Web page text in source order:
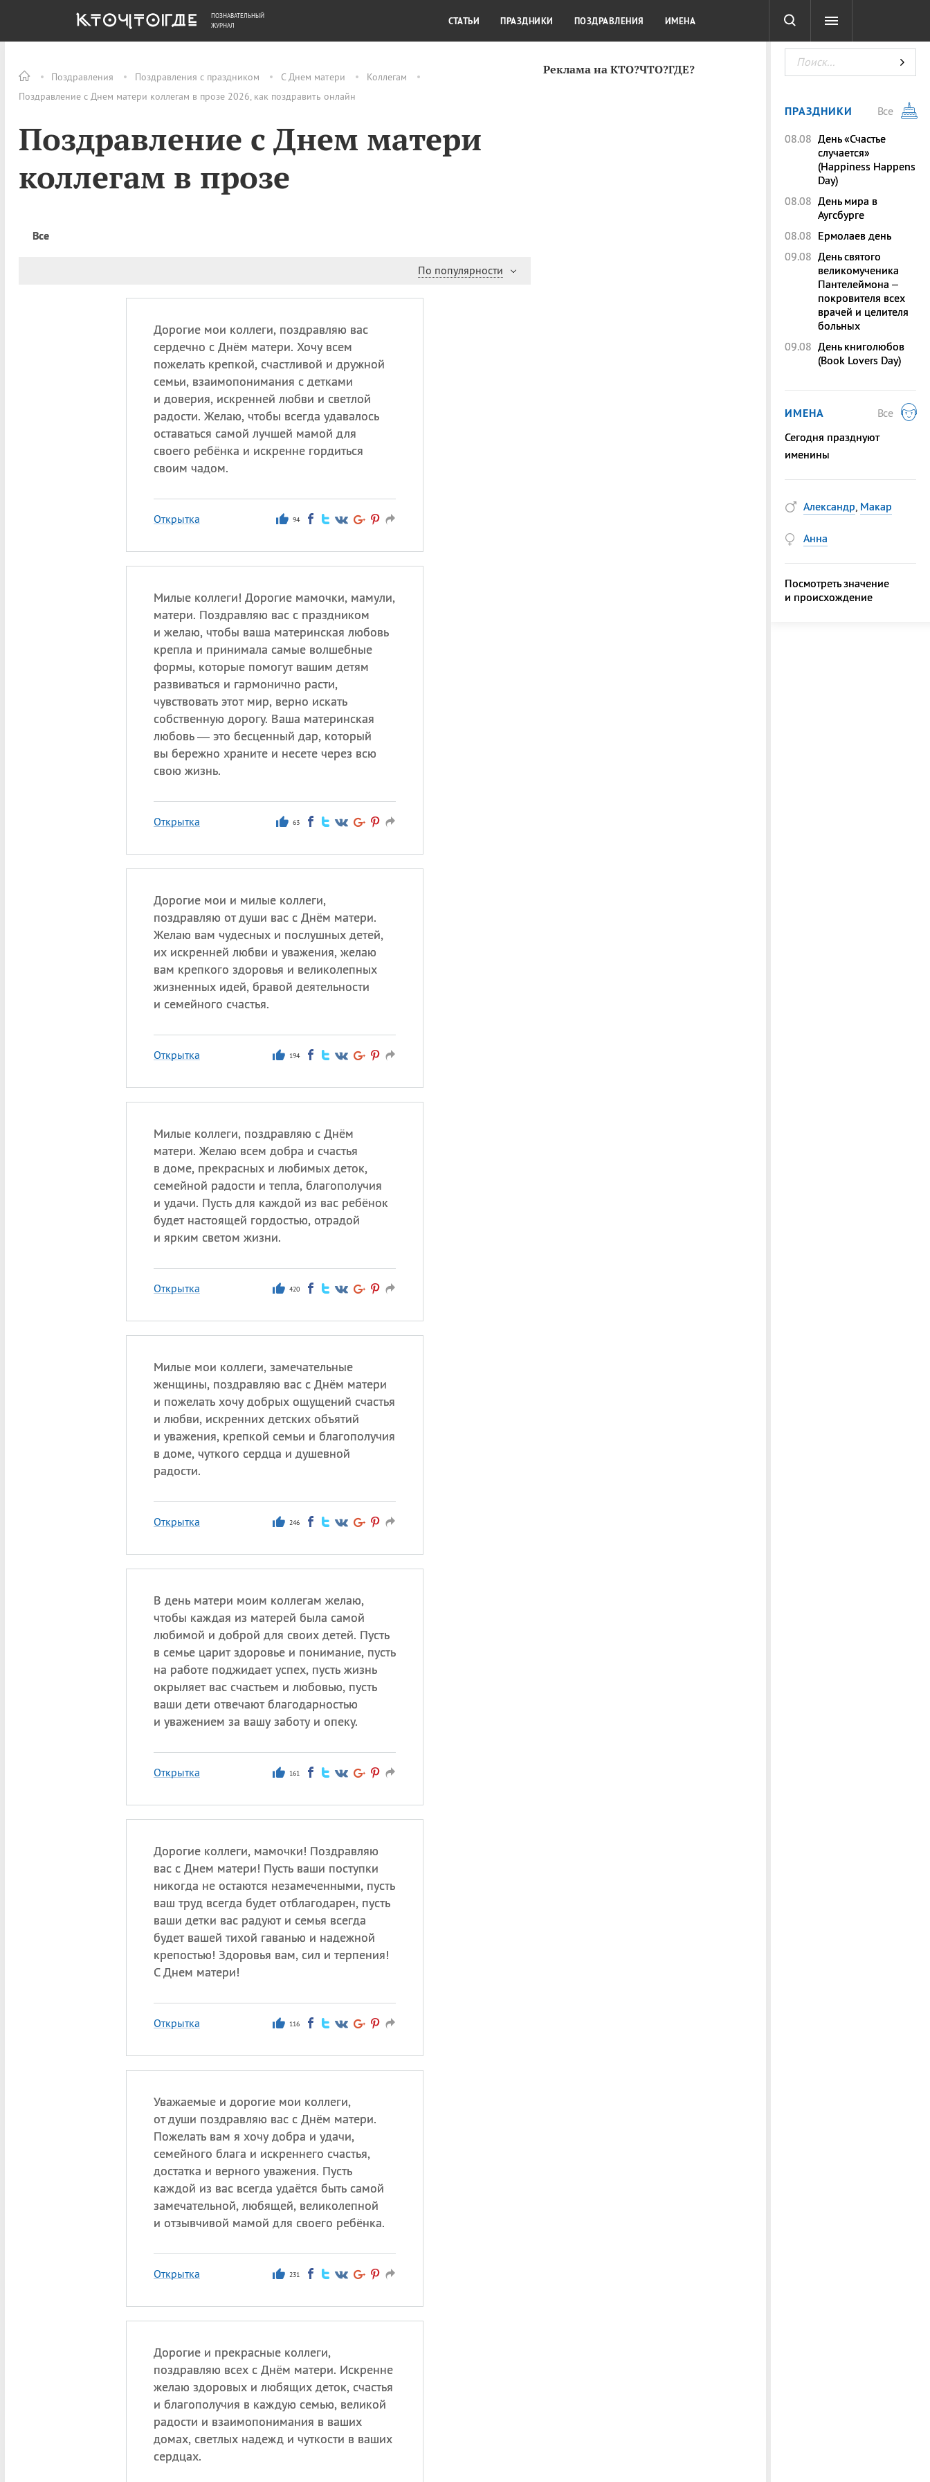
Поздравления Поздравления с праздником С Днем матери
Коллегам
Поздравление с Днем матери коллегам в прозе 2026, как поздравить онлайн
Поздравление с Днем матери
коллегам в прозе
Все
По популярности
Дорогие мои коллеги, поздравляю вас
сердечно с Днём матери. Хочу всем
пожелать крепкой, счастливой и дружной
семьи, взаимопонимания с детками
и доверия, искренней любви и светлой
радости. Желаю, чтобы всегда удавалось
оставаться самой лучшей мамой для
своего ребёнка и искренне гордиться
своим чадом.
Открытка 94
Милые коллеги! Дорогие мамочки, мамули,
матери. Поздравляю вас с праздником
и желаю, чтобы ваша материнская любовь
крепла и принимала самые волшебные
формы, которые помогут вашим детям
развиваться и гармонично расти,
чувствовать этот мир, верно искать
собственную дорогу. Ваша материнская
любовь — это бесценный дар, который
вы бережно храните и несете через всю
свою жизнь.
Открытка 63
Дорогие мои и милые коллеги,
поздравляю от души вас с Днём матери.
Желаю вам чудесных и послушных детей,
их искренней любви и уважения, желаю
вам крепкого здоровья и великолепных
жизненных идей, бравой деятельности
и семейного счастья.
Открытка 194
Милые коллеги, поздравляю с Днём
матери. Желаю всем добра и счастья
в доме, прекрасных и любимых деток,
семейной радости и тепла, благополучия
и удачи. Пусть для каждой из вас ребёнок
будет настоящей гордостью, отрадой
и ярким светом жизни.
Открытка 420
Милые мои коллеги, замечательные
женщины, поздравляю вас с Днём матери
и пожелать хочу добрых ощущений счастья
и любви, искренних детских объятий
и уважения, крепкой семьи и благополучия
в доме, чуткого сердца и душевной
радости.
Открытка 246
В день матери моим коллегам желаю,
чтобы каждая из матерей была самой
любимой и доброй для своих детей. Пусть
в семье царит здоровье и понимание, пусть
на работе поджидает успех, пусть жизнь
окрыляет вас счастьем и любовью, пусть
ваши дети отвечают благодарностью
и уважением за вашу заботу и опеку.
Открытка 161
Дорогие коллеги, мамочки! Поздравляю
вас с Днем матери! Пусть ваши поступки
никогда не остаются незамеченными, пусть
ваш труд всегда будет отблагодарен, пусть
ваши детки вас радуют и семья всегда
будет вашей тихой гаванью и надежной
крепостью! Здоровья вам, сил и терпения!
С Днем матери!
Открытка 116
Уважаемые и дорогие мои коллеги,
от души поздравляю вас с Днём матери.
Пожелать вам я хочу добра и удачи,
семейного блага и искреннего счастья,
достатка и верного уважения. Пусть
каждой из вас всегда удаётся быть самой
замечательной, любящей, великолепной
и отзывчивой мамой для своего ребёнка.
Открытка 231
Дорогие и прекрасные коллеги,
поздравляю всех с Днём матери. Искренне
желаю здоровых и любящих деток, счастья
и благополучия в каждую семью, великой
радости и взаимопонимания в ваших
домах, светлых надежд и чуткости в ваших
сердцах.
Реклама на КТО?ЧТО?ГДЕ?
ОБЩЕСТВО ДЕНЬГИ КУЛЬТУРА КРАСОТА ТЕСТЫ
ПОЗНАВАТЕЛЬНЫЙ
ЖУРНАЛ
СТАТЬИ ПРАЗДНИКИ ПОЗДРАВЛЕНИЯ ИМЕНА
ПРАЗДНИКИ
Все
08.08 День «Счастье
случается»
(Happiness Happens
Day)
08.08 День мира в
Аугсбурге
08.08 Ермолаев день
09.08 День святого
великомученика
Пантелеймона –
покровителя всех
врачей и целителя
больных
09.08 День книголюбов
(Book Lovers Day)
ИМЕНА
Все
Сегодня празднуют
именины
Александр, Макар
Анна
Посмотреть значение
и происхождение